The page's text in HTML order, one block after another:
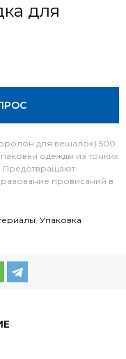
для
для вешалок) 500
одежды из тонких
Предотвращают
провисаний в
, Упаковка